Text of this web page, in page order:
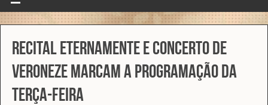
Recital Eternamente e concerto de
Veroneze marcam a programação da
terça-feira